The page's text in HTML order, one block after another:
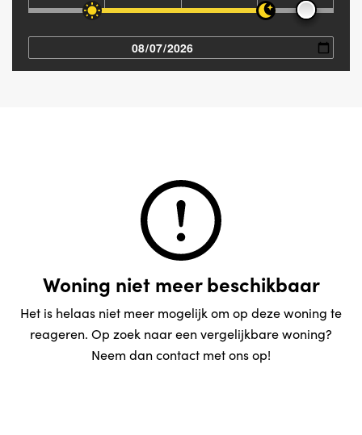
Woning niet meer beschikbaar
Het is helaas niet meer mogelijk om op deze woning te
reageren. Op zoek naar een vergelijkbare woning?
Neem dan contact met ons op!